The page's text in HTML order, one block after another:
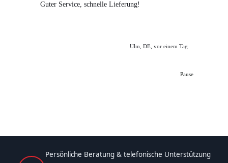
Guter Service, schnelle Lieferung!
Ulm, DE, vor einem Tag
Pause
Persönliche Beratung & telefonische Unterstützung